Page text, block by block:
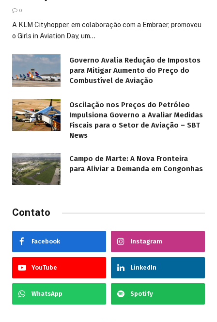
0
A KLM Cityhopper, em colaboração com a Embraer, promoveu
o Girls in Aviation Day, um…
Governo Avalia Redução de Impostos
para Mitigar Aumento do Preço do
Combustível de Aviação
Oscilação nos Preços do Petróleo
Impulsiona Governo a Avaliar Medidas
Fiscais para o Setor de Aviação – SBT
News
Campo de Marte: A Nova Fronteira
para Aliviar a Demanda em Congonhas
Contato
Facebook Instagram
YouTube LinkedIn
WhatsApp Spotify